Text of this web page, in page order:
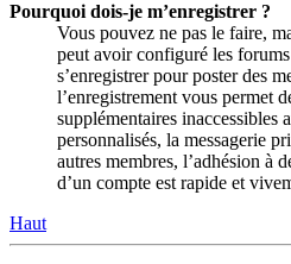
Pourquoi dois-je m’enregistrer ?
Vous pouvez ne pas le faire,
peut avoir configuré les
s’enregistrer pour poster des
l’enregistrement vous permet
supplémentaires inaccessibles
personnalisés, la messagerie
autres membres, l’adhésion à
d’un compte est rapide et
Haut